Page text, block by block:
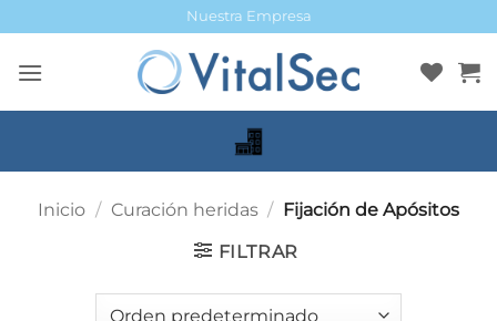
al
contenido
Nuestra Empresa
Inicio / Curación heridas / Fijación de Apósitos
FILTRAR